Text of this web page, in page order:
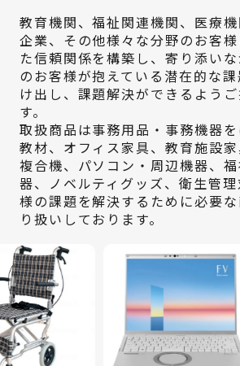
教育機関、福祉関連機関、医療機
企業、その他様々な分野のお客
た信頼関係を構築し、寄り添い
のお客様が抱えている潜在的な
け出し、課題解決ができるよう
す。
取扱商品は事務用品・事務機器を
教材、オフィス家具、教育施設家
複合機、パソコン・周辺機器、
器、ノベルティグッズ、衛生管
様の課題を解決するために必要
り扱いしております。